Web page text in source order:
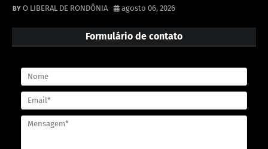
O LIBERAL DE RONDÔNIA agosto 06, 2026
Formulário de contato